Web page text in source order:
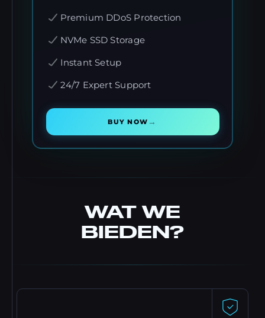
Premium DDoS Protection
NVMe SSD Storage
Instant Setup
24/7 Expert Support
BUY NOW →
WAT WE
BIEDEN?